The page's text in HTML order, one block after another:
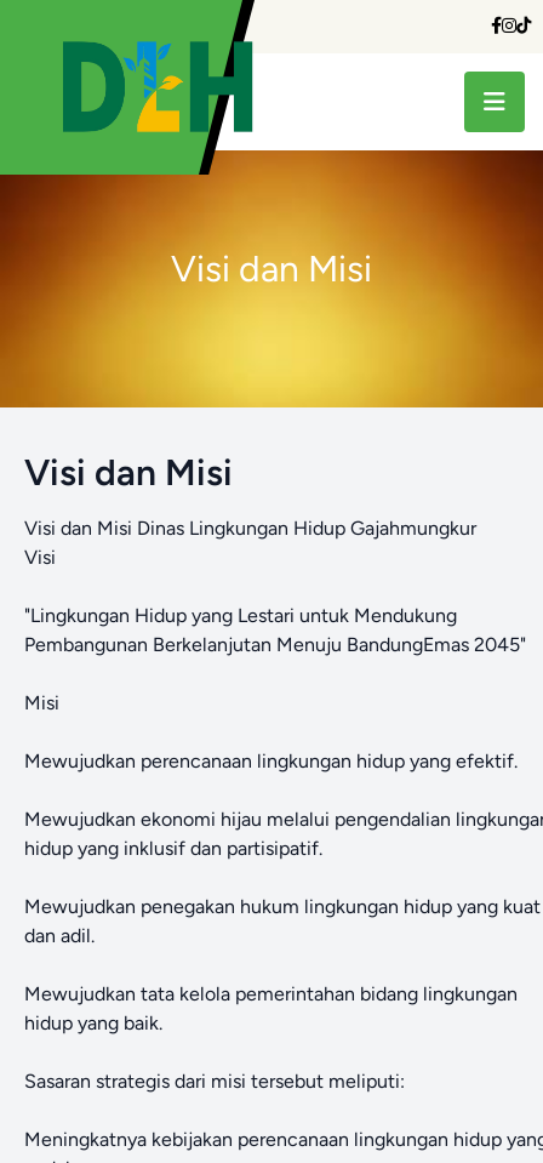
Visi dan Misi
Visi dan Misi
Visi dan Misi Dinas Lingkungan Hidup Gajahmungkur
Visi
"Lingkungan Hidup yang Lestari untuk Mendukung
Pembangunan Berkelanjutan Menuju BandungEmas 2045"
Misi
Mewujudkan perencanaan lingkungan hidup yang efektif.
Mewujudkan ekonomi hijau melalui pengendalian
hidup yang inklusif dan partisipatif.
Mewujudkan penegakan hukum lingkungan hidup yang kuat
dan adil.
Mewujudkan tata kelola pemerintahan bidang lingkungan
hidup yang baik.
Sasaran strategis dari misi tersebut meliputi:
Meningkatnya kebijakan perencanaan lingkungan hidup